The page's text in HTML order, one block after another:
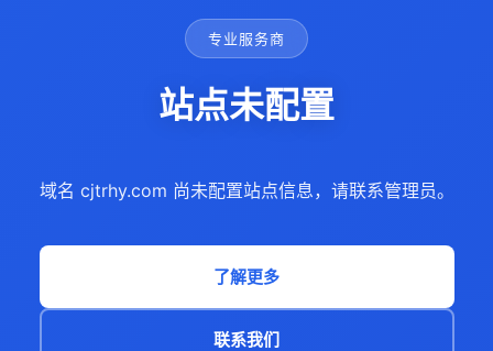
专业服务商
站点未配置
域名 cjtrhy.com 尚未配置站点信息，请联系管理员。
了解更多
联系我们